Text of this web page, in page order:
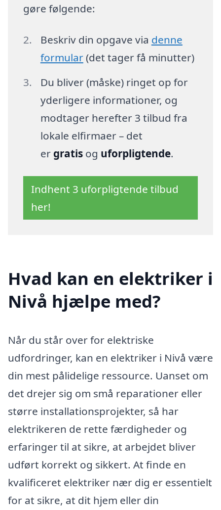
gøre følgende:
Beskriv din opgave via denne
formular(det tager få minutter)
Du bliver (måske) ringet op for
yderligere informationer, og
modtager herefter 3 tilbud fra
lokale elfirmaer – det
er gratisog uforpligtende.
Indhent 3 uforpligtende tilbud
her!
Hvad kan en elektriker i
Nivå hjælpe med?
Når du står over for elektriske
udfordringer, kan en elektriker i Nivå være
din mest pålidelige ressource. Uanset om
det drejer sig om små reparationer eller
større installationsprojekter, så har
elektrikeren de rette færdigheder og
erfaringer til at sikre, at arbejdet bliver
udført korrekt og sikkert. At finde en
kvalificeret elektriker nær dig er essentielt
for at sikre, at dit hjem eller din